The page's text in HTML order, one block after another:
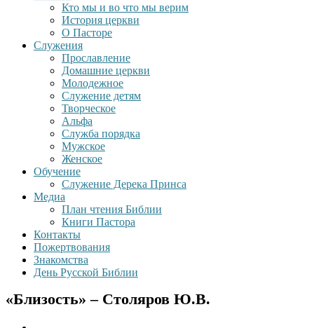
Кто мы и во что мы верим
История церкви
О Пасторе
Служения
Прославление
Домашние церкви
Молодежное
Служение детям
Творческое
Альфа
Служба порядка
Мужское
Женское
Обучение
Служение Дерека Принса
Медиа
План чтения Библии
Книги Пастора
Контакты
Пожертвования
Знакомства
День Русской Библии
«Близость» – Столяров Ю.В.